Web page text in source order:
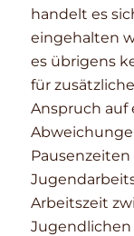
handelt es
eingehalten
es übrigens
für
Anspruch auf
Arbeitszeit
Jugendlichen